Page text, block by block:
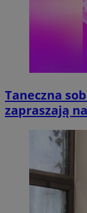
Taneczna
zapraszają